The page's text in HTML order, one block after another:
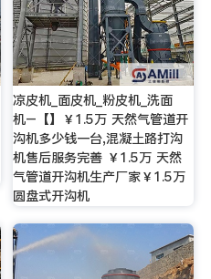
凉皮机_面皮机_粉皮机_洗面
机–【】￥1.5万 天然气管道开
沟机多少钱一台,混凝土路打沟
机售后服务完善 ￥1.5万 天然
气管道开沟机生产厂家￥1.5万
圆盘式开沟机